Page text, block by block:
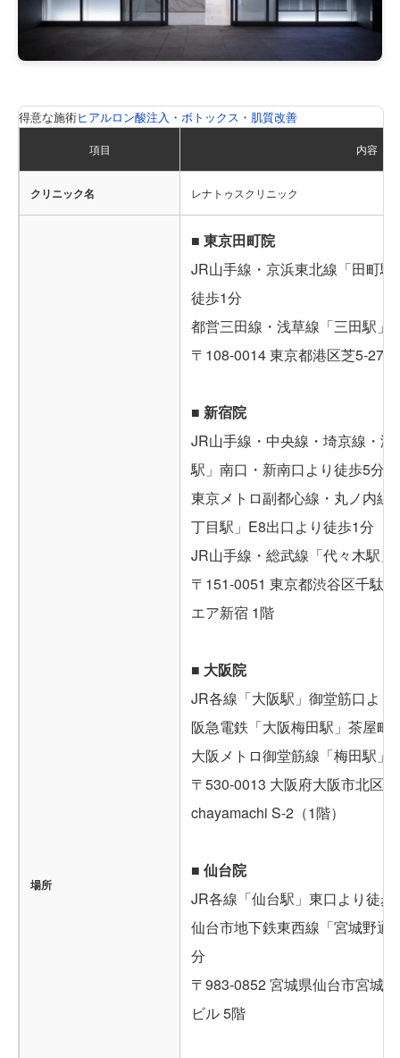
得意な施術ヒアルロン酸注入 ・ ボトックス ・ 肌質改善
項目 内容
クリニック名 レナトゥスクリニック
場所
■ 東京田町院
JR山手線・京浜東北線「田町
徒歩1分
都営三田線・浅草線「三田駅」
〒108-0014 東京都港区芝5-27-
■ 新宿院
JR山手線・中央線・埼京線・
駅」南口・新南口より徒歩5分
東京メトロ副都心線・丸ノ内線
丁目駅」E8出口より徒歩1分
JR山手線・総武線「代々木駅
〒151-0051 東京都渋谷区千駄
エア新宿 1階
■ 大阪院
JR各線「大阪駅」御堂筋口より
阪急電鉄「大阪梅田駅」茶屋町
大阪メトロ御堂筋線「梅田駅」
〒530-0013 大阪府大阪市北区
chayamachi S-2（1階）
■ 仙台院
JR各線「仙台駅」東口より徒歩
仙台市地下鉄東西線「宮城野通
分
〒983-0852 宮城県仙台市宮城
ビル 5階